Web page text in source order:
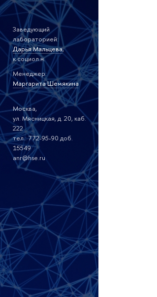
Заведующий
лабораторией:
Дарья Мальцева,
к.социол.н.
Менеджер:
Маргарита Шемякина
Москва,
ул. Мясницкая, д. 20, каб.
222
тел.: 772-95-90 доб.
15549
anr@hse.ru